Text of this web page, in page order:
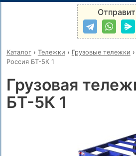
Каталог› Тележки › Грузовые тележки ›
Россия БТ-5К 1
Грузовая
БТ-5К 1